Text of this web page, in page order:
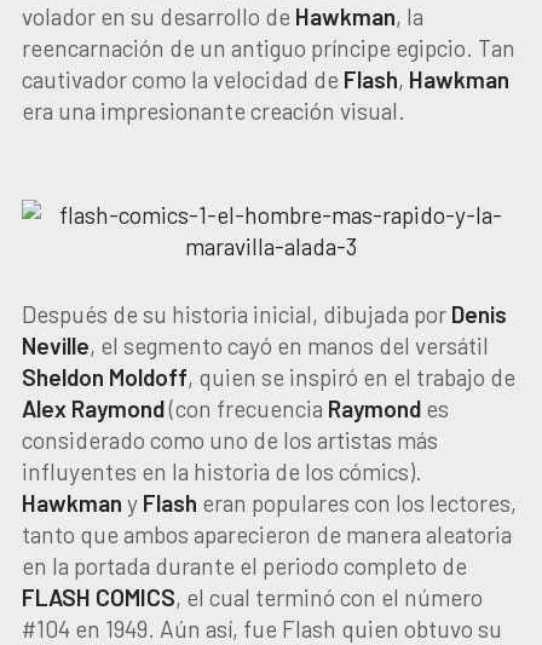
volador en su desarrollo de Hawkman, la
reencarnación de un antiguo príncipe egipcio. Tan
cautivador como la velocidad de Flash, Hawkman
era una impresionante creación visual.
Después de su historia inicial, dibujada por Denis
Neville, el segmento cayó en manos del versátil
Sheldon Moldoff, quien se inspiró en el trabajo de
Alex Raymond(con frecuencia Raymondes
considerado como uno de los artistas más
influyentes en la historia de los cómics).
Hawkman y Flash eran populares con los lectores,
tanto que ambos aparecieron de manera aleatoria
en la portada durante el periodo completo de
FLASH COMICS, el cual terminó con el número
#104 en 1949. Aún así, fue Flash quien obtuvo su